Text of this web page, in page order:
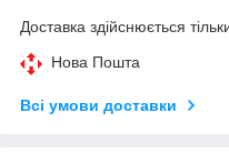
Доставка здійснюється
Нова Пошта
Всі умови доставки